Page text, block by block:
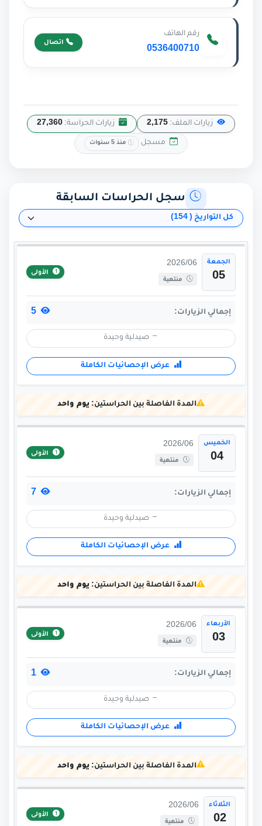
رقم الهاتف
0536400710
اتصال
زيارات الملف: 2,175 زيارات الحراسة: 27,360
مسجل منذ 5 سنوات
سجل الحراسات السابقة
الجمعة
05
2026/06
منتهية
الأولى
إجمالي الزيارات:
صيدلية وحيدة
عرض الإحصائيات الكاملة
المدة الفاصلة بين الحراستين: يوم واحد
الخميس
04
2026/06
منتهية
الأولى
إجمالي الزيارات:
صيدلية وحيدة
عرض الإحصائيات الكاملة
المدة الفاصلة بين الحراستين: يوم واحد
الأربعاء
03
2026/06
منتهية
الأولى
إجمالي الزيارات:
صيدلية وحيدة
عرض الإحصائيات الكاملة
المدة الفاصلة بين الحراستين: يوم واحد
الثلاثاء
02
2026/06
منتهية
الأولى